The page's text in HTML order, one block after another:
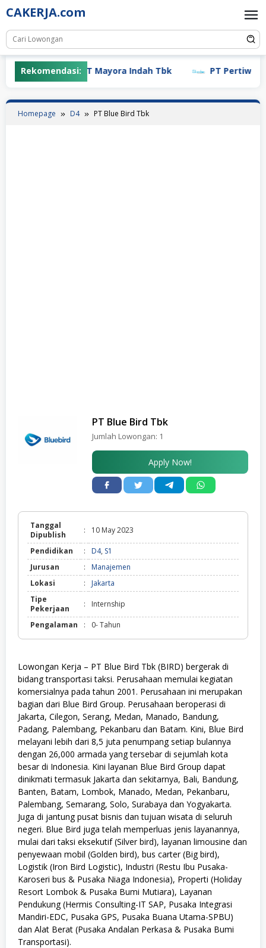
Skip
to
content
CAKERJA.com
Rekomendasi:PT Mayora Indah Tbk PT Pertiwi
Homepage D4 PT Blue Bird Tbk
PT Blue Bird Tbk
Jumlah Lowongan: 1
Apply Now!
Tanggal
Dipublish
: 10 May 2023
Pendidikan : D4, S1
Jurusan
:
Manajemen
Lokasi
:
Jakarta
Tipe
Pekerjaan
: Internship
Pengalaman : 0- Tahun
Lowongan Kerja – PT Blue Bird Tbk (BIRD) bergerak di
bidang transportasi taksi. Perusahaan memulai kegiatan
komersialnya pada tahun 2001. Perusahaan ini merupakan
bagian dari Blue Bird Group. Perusahaan beroperasi di
Jakarta, Cilegon, Serang, Medan, Manado, Bandung,
Padang, Palembang, Pekanbaru dan Batam. Kini, Blue Bird
melayani lebih dari 8,5 juta penumpang setiap bulannya
dengan 26,000 armada yang tersebar di sejumlah kota
besar di Indonesia. Kini layanan Blue Bird Group dapat
dinikmati termasuk Jakarta dan sekitarnya, Bali, Bandung,
Banten, Batam, Lombok, Manado, Medan, Pekanbaru,
Palembang, Semarang, Solo, Surabaya dan Yogyakarta.
Juga di jantung pusat bisnis dan tujuan wisata di seluruh
negeri. Blue Bird juga telah memperluas jenis layanannya,
mulai dari taksi eksekutif (Silver bird), layanan limousine dan
penyewaan mobil (Golden bird), bus carter (Big bird),
Logistik (Iron Bird Logistic), Industri (Restu Ibu Pusaka-
Karoseri bus & Pusaka Niaga Indonesia), Properti (Holiday
Resort Lombok & Pusaka Bumi Mutiara), Layanan
Pendukung (Hermis Consulting-IT SAP, Pusaka Integrasi
Mandiri-EDC, Pusaka GPS, Pusaka Buana Utama-SPBU)
dan Alat Berat (Pusaka Andalan Perkasa & Pusaka Bumi
Transportasi).